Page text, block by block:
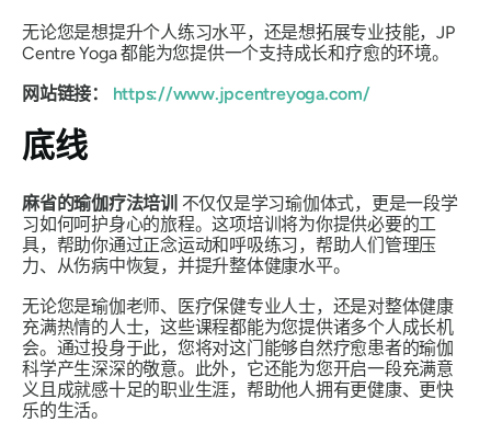
无论您是想提升个人练习水平，还是想拓展专业技能，JP
Centre Yoga 都能为您提供一个支持成长和疗愈的环境。
网站链接：
https://www.jpcentreyoga.com/
底线
麻省的瑜伽疗法培训 不仅仅是学习瑜伽体式，更是一段学
习如何呵护身心的旅程。这项培训将为你提供必要的工
具，帮助你通过正念运动和呼吸练习，帮助人们管理压
力、从伤病中恢复，并提升整体健康水平。
无论您是瑜伽老师、医疗保健专业人士，还是对整体健康
充满热情的人士，这些课程都能为您提供诸多个人成长机
会。通过投身于此，您将对这门能够自然疗愈患者的瑜伽
科学产生深深的敬意。此外，它还能为您开启一段充满意
义且成就感十足的职业生涯，帮助他人拥有更健康、更快
乐的生活。